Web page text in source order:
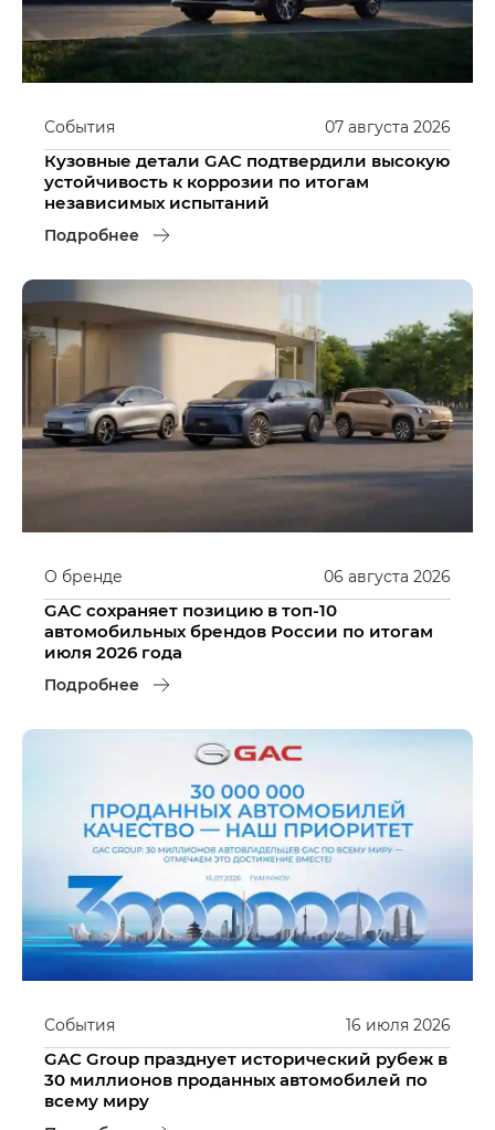
07 августа 2026
События
Кузовные детали GAC подтвердили высокую
устойчивость к коррозии по итогам
независимых испытаний
Подробнее
06 августа 2026
О бренде
GAC сохраняет позицию в топ-10
автомобильных брендов России по итогам
июля 2026 года
Подробнее
16 июля 2026
События
GAC Group празднует исторический рубеж в
30 миллионов проданных автомобилей по
всему миру